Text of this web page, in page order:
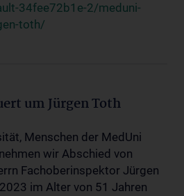
34fee72b1e-2/meduni-
toth/
um Jürgen Toth
Menschen der MedUni
wir Abschied von
Fachoberinspektor Jürgen
im Alter von 51 Jahren